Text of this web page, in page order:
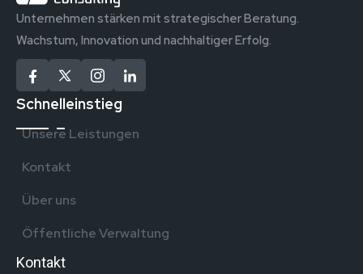
Unternehmen stärken mit strategischer Beratung.
Wachstum, Innovation und nachhaltiger Erfolg.
Schnelleinstieg
Unsere Leistungen
Kontakt
Über uns
Öffentliche Verwaltung
Kontakt